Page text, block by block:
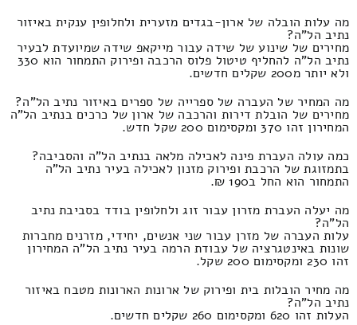
מה עלות הובלה של ארון-בגדים מזערית ולחלופין ענקית באיזור
נתיב הל"ה?
מחירים של שינוע של שידה עבור מייקאפ שידה שמיועדת לבעיר
נתיב הל"ה להחליף טיטול פלוס הרכבה ופירוק התמחור הוא 330
ולא יותר מ200 שקלים חדשים.
מה המחיר של העברה של ספרייה של ספרים באיזור נתיב הל"ה?
מחירים של הובלת דירות והרכבה של ארון של כרכים בנתיב הל"ה
המחירון זהו 370 ומקסימום 200 שקל חדש.
כמה עולה העברת פינה לאכילה מלאה בנתיב הל"ה והסביבה?
בתמזוגת של הרכבת ופירוק מזנון לאכילה בעיר נתיב הל"ה
התמחור הוא החל ב190 ₪.
מה יעלה העברת מזרון עבור זוג ולחלופין בודד בסביבת נתיב
הל"ה?
עלות העברה של מזרן עבור שני אנשים, יחידי, מזרנים מחברות
שונות באינטגרציה של עבודת הרמה בעיר נתיב הל"ה המחירון
זהו 230 ומקסימום 200 שקל.
מה מחיר הובלות בית ופירוק של ארונות הארונות מטבח באיזור
נתיב הל"ה?
העלות זהו 620 ומקסימום 260 שקלים חדשים.